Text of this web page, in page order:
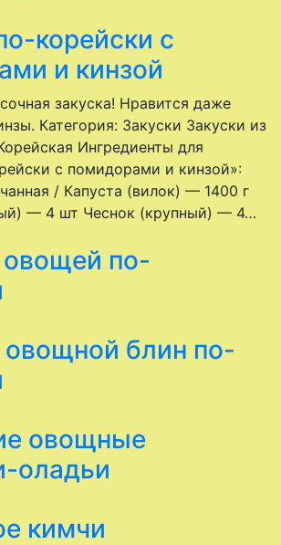
корейски с
и кинзой
закуска! Нравится даже
Категория: Закуски Закуски из
Ингредиенты для
с помидорами и кинзой»:
/ Капустa (вилок) — 1400 г
— 4 шт Чеснок (крупный) — 4…
овощей по-
блин по-
овощные
оладьи
кимчи